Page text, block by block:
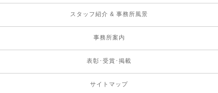
スタッフ紹介 & 事務所風景
事務所案内
表彰･受賞･掲載
サイトマップ